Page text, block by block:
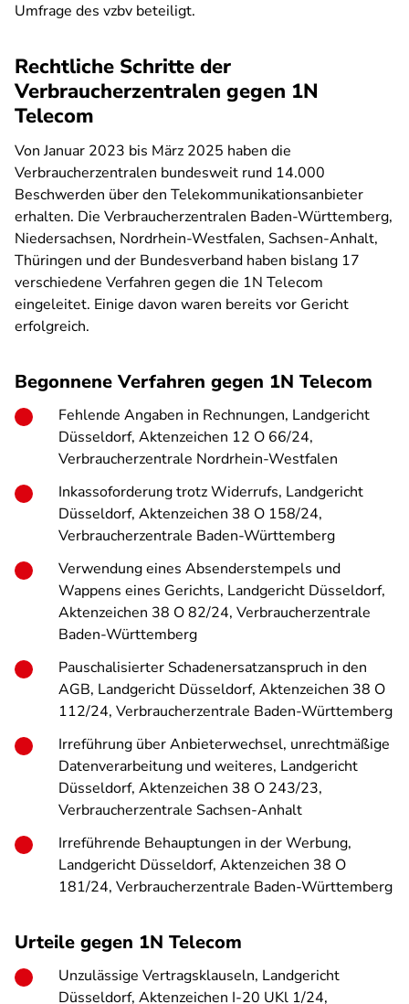
Umfrage des vzbv beteiligt.
Rechtliche Schritte der
Verbraucherzentralen gegen 1N
Telecom
Von Januar 2023 bis März 2025 haben die
Verbraucherzentralen bundesweit rund 14.000
Beschwerden über den Telekommunikationsanbieter
erhalten. Die Verbraucherzentralen Baden-Württemberg,
Niedersachsen, Nordrhein-Westfalen, Sachsen-Anhalt,
Thüringen und der Bundesverband haben bislang 17
verschiedene Verfahren gegen die 1N Telecom
eingeleitet. Einige davon waren bereits vor Gericht
erfolgreich.
Begonnene Verfahren gegen 1N Telecom
Fehlende Angaben in Rechnungen, Landgericht
Düsseldorf, Aktenzeichen 12 O 66/24,
Verbraucherzentrale Nordrhein-Westfalen
Inkassoforderung trotz Widerrufs, Landgericht
Düsseldorf, Aktenzeichen 38 O 158/24,
Verbraucherzentrale Baden-Württemberg
Verwendung eines Absenderstempels und
Wappens eines Gerichts, Landgericht Düsseldorf,
Aktenzeichen 38 O 82/24, Verbraucherzentrale
Baden-Württemberg
Pauschalisierter Schadenersatzanspruch in den
AGB, Landgericht Düsseldorf, Aktenzeichen 38 O
112/24, Verbraucherzentrale Baden-Württemberg
Irreführung über Anbieterwechsel, unrechtmäßige
Datenverarbeitung und weiteres, Landgericht
Düsseldorf, Aktenzeichen 38 O 243/23,
Verbraucherzentrale Sachsen-Anhalt
Irreführende Behauptungen in der Werbung,
Landgericht Düsseldorf, Aktenzeichen 38 O
181/24, Verbraucherzentrale Baden-Württemberg
Urteile gegen 1N Telecom
Unzulässige Vertragsklauseln, Landgericht
Düsseldorf, Aktenzeichen I-20 UKl 1/24,